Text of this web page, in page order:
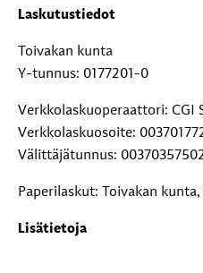
Laskutustiedot
Toivakan kunta
Y-tunnus: 0177201-0
Verkkolaskuoperaattori: CGI
Verkkolaskuosoite:
Välittäjätunnus:
Paperilaskut: Toivakan
Lisätietoja